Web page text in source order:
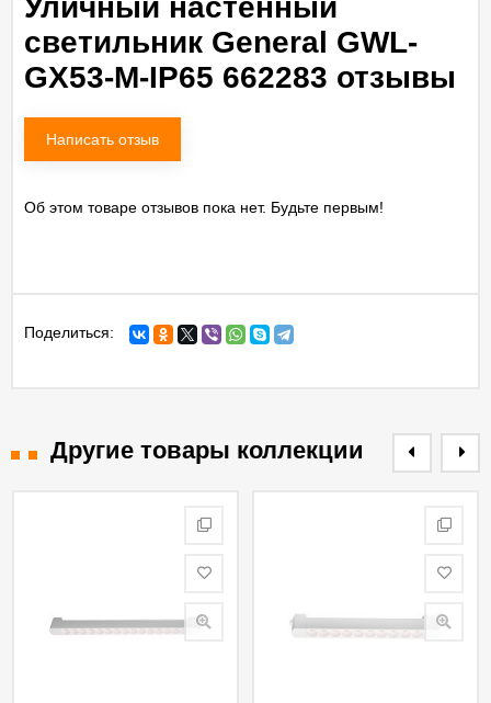
Уличный настенный
светильник General GWL-
GX53-M-IP65 662283 отзывы
Написать отзыв
Об этом товаре отзывов пока нет. Будьте первым!
Поделиться:
Другие товары коллекции